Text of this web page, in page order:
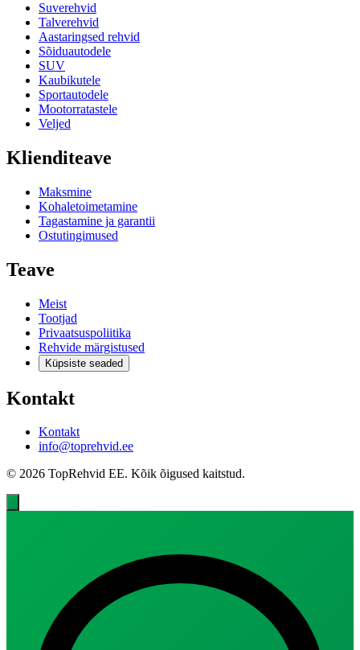
Suverehvid
Talverehvid
Aastaringsed rehvid
Sõiduautodele
SUV
Kaubikutele
Sportautodele
Mootorratastele
Veljed
Klienditeave
Maksmine
Kohaletoimetamine
Tagastamine ja garantii
Ostutingimused
Teave
Meist
Tootjad
Privaatsuspoliitika
Rehvide märgistused
Küpsiste seaded
Kontakt
Kontakt
info@toprehvid.ee
© 2026 TopRehvid EE. Kõik õigused kaitstud.